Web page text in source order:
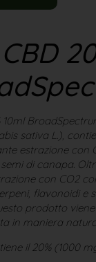
10ml
sativa L.),
estrazione con
di canapa.
con CO2
flavonoidi e
prodotto
in maniera
il 20% (1000